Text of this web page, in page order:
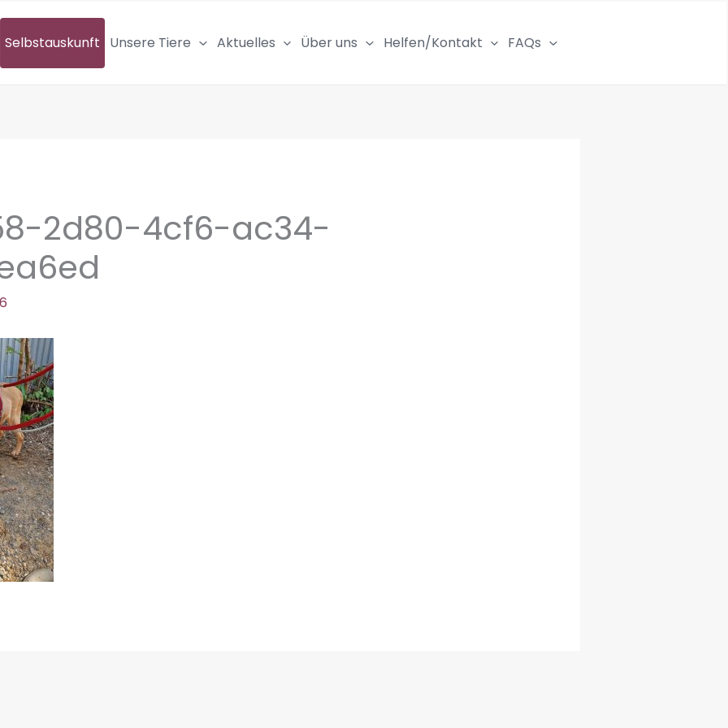
Selbstauskunft Unsere Tiere Aktuelles Über uns Helfen/Kontakt FAQs
2d80-4cf6-ac34-